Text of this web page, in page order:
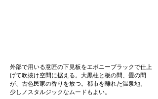
外部で用いる意匠の下見板をエボニーブラックで仕上
げて吹抜け空間に据える。大黒柱と板の間、畳の間
が、古色民家の香りを放つ。都市を離れた温泉地。
少しノスタルジックなムードもよい。